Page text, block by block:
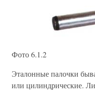
Фото 6.1.2
Эталонные палочки
или цилиндрические.